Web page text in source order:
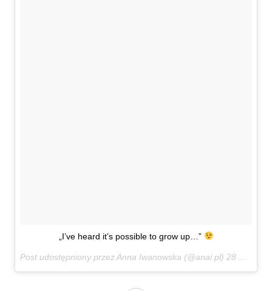
„I’ve heard it’s possible to grow up…”
Post udostępniony przez Anna Iwanowska (@anai.pl) 28 Kwi, 2017 o 11:48 PDT